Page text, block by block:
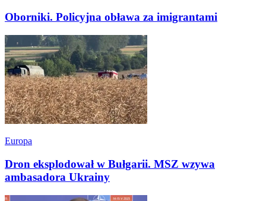
Oborniki. Policyjna obława za imigrantami
Europa
Dron eksplodował w Bułgarii. MSZ wzywa
ambasadora Ukrainy